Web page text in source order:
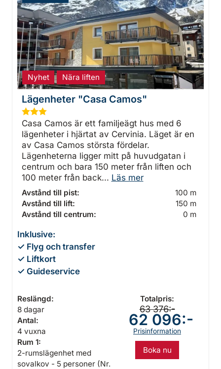
Nyhet Nära liften
Lägenheter "Casa Camos"
★★★
Casa Camos är ett familjeägt hus med 6
lägenheter i hjärtat av Cervinia. Läget är en
av Casa Camos största fördelar.
Lägenheterna ligger mitt på huvudgatan i
centrum och bara 150 meter från liften och
100 meter från back... Läs mer
Avstånd till pist:
100 m
Avstånd till lift:
150 m
Avstånd till centrum:
0 m
Inklusive:
✓ Flyg och transfer
✓ Liftkort
✓ Guideservice
Reslängd:
8 dagar
Antal:
4 vuxna
Rum 1:
2-rumslägenhet med
sovalkov - 5 personer (Nr.
Totalpris:
63 376:-
62 096:-
Prisinformation
Boka nu